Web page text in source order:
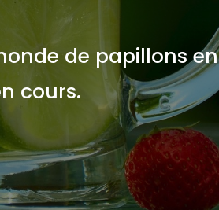
de papillons en
cours.